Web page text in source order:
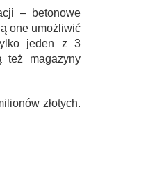
– betonowe
one umożliwić
jeden z 3
też magazyny
złotych.